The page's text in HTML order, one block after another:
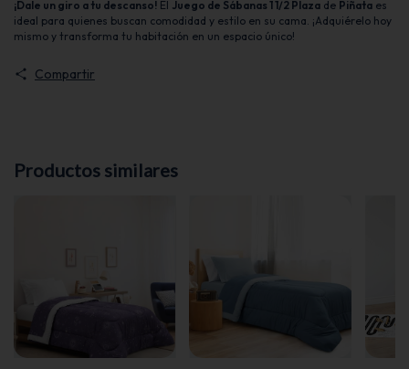
¡Dale un giro a tu descanso! El Juego de Sábanas 1 1/2 Plaza de Piñata es
ideal para quienes buscan comodidad y estilo en su cama. ¡Adquiérelo hoy
mismo y transforma tu habitación en un espacio único!
Compartir
Productos similares